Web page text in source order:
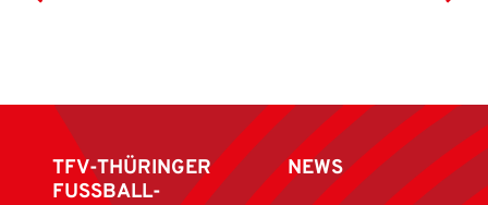
TFV-THÜRINGER
FUSSBALL-
NEWS